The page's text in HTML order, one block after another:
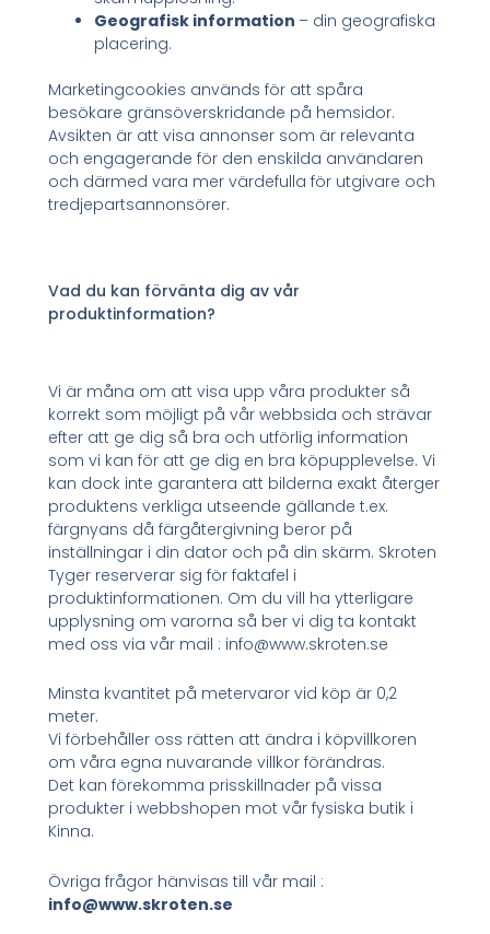
Geografisk information – din geografiska
placering.
Marketingcookies används för att spåra
besökare gränsöverskridande på hemsidor.
Avsikten är att visa annonser som är relevanta
och engagerande för den enskilda användaren
och därmed vara mer värdefulla för utgivare och
tredjepartsannonsörer.
Vad du kan förvänta dig av vår
produktinformation?
Vi är måna om att visa upp våra produkter så
korrekt som möjligt på vår webbsida och strävar
efter att ge dig så bra och utförlig information
som vi kan för att ge dig en bra köpupplevelse. Vi
kan dock inte garantera att bilderna exakt återger
produktens verkliga utseende gällande t.ex.
färgnyans då färgåtergivning beror på
inställningar i din dator och på din skärm. Skroten
Tyger reserverar sig för faktafel i
produktinformationen. Om du vill ha ytterligare
upplysning om varorna så ber vi dig ta kontakt
med oss via vår mail : info@www.skroten.se
Minsta kvantitet på metervaror vid köp är 0,2
meter.
Vi förbehåller oss rätten att ändra i köpvillkoren
om våra egna nuvarande villkor förändras.
Det kan förekomma prisskillnader på vissa
produkter i webbshopen mot vår fysiska butik i
Kinna.
Övriga frågor hänvisas till vår mail :
info@www.skroten.se